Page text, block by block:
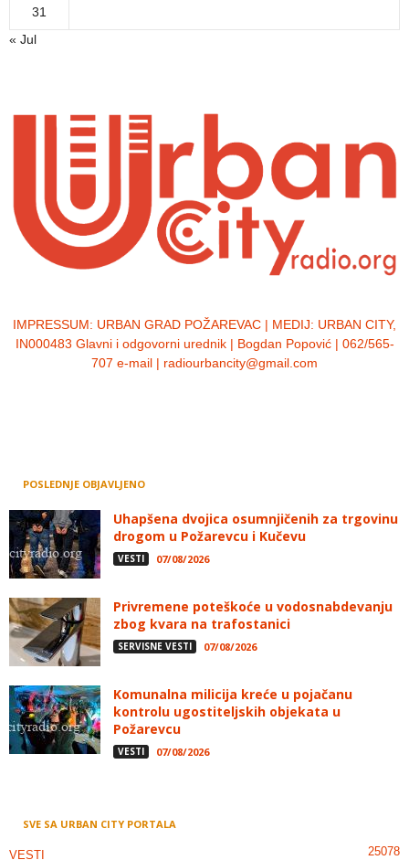
31
« Jul
IMPRESSUM: URBAN GRAD POŽAREVAC | MEDIJ: URBAN CITY,
IN000483 Glavni i odgovorni urednik | Bogdan Popović | 062/565-
707 e-mail | radiourbancity@gmail.com
POSLEDNJE OBJAVLJENO
Uhapšena dvojica osumnjičenih za trgovinu
drogom u Požarevcu i Kučevu
VESTI 07/08/2026
Privremene poteškoće u vodosnabdevanju
zbog kvara na trafostanici
SERVISNE VESTI 07/08/2026
Komunalna milicija kreće u pojačanu
kontrolu ugostiteljskih objekata u
Požarevcu
VESTI 07/08/2026
SVE SA URBAN CITY PORTALA
VESTI 25078